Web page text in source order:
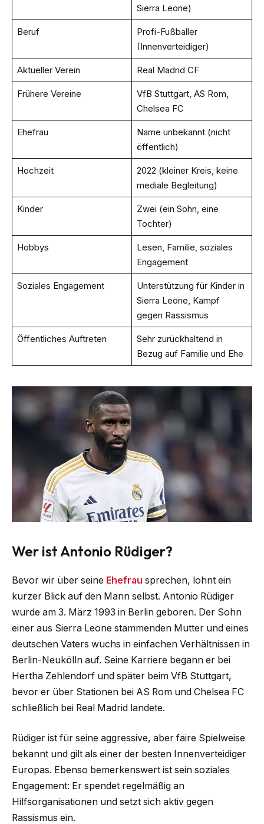
Sierra Leone)
Beruf
Profi-Fußballer
(Innenverteidiger)
Aktueller Verein Real Madrid CF
Frühere Vereine
VfB Stuttgart, AS Rom,
Chelsea FC
Ehefrau
Name unbekannt (nicht
öffentlich)
Hochzeit
2022 (kleiner Kreis, keine
mediale Begleitung)
Kinder
Zwei (ein Sohn, eine
Tochter)
Hobbys
Lesen, Familie, soziales
Engagement
Soziales Engagement
Unterstützung für Kinder in
Sierra Leone, Kampf
gegen Rassismus
Öffentliches Auftreten
Sehr zurückhaltend in
Bezug auf Familie und Ehe
Wer ist Antonio Rüdiger?
Bevor wir über seine Ehefrau sprechen, lohnt ein
kurzer Blick auf den Mann selbst. Antonio Rüdiger
wurde am 3. März 1993 in Berlin geboren. Der Sohn
einer aus Sierra Leone stammenden Mutter und eines
deutschen Vaters wuchs in einfachen Verhältnissen in
Berlin-Neukölln auf. Seine Karriere begann er bei
Hertha Zehlendorf und später beim VfB Stuttgart,
bevor er über Stationen bei AS Rom und Chelsea FC
schließlich bei Real Madrid landete.
Rüdiger ist für seine aggressive, aber faire Spielweise
bekannt und gilt als einer der besten Innenverteidiger
Europas. Ebenso bemerkenswert ist sein soziales
Engagement: Er spendet regelmäßig an
Hilfsorganisationen und setzt sich aktiv gegen
Rassismus ein.